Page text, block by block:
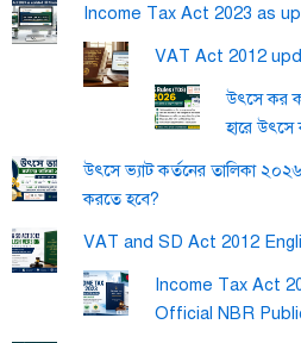
Income Tax Act 2023 as
VAT Act 2012
উৎসে কর
হারে
উৎসে ভ্যাট কর্তনের তালিকা
করতে হবে?
VAT and SD Act 2012
Income Tax Act
Official NBR